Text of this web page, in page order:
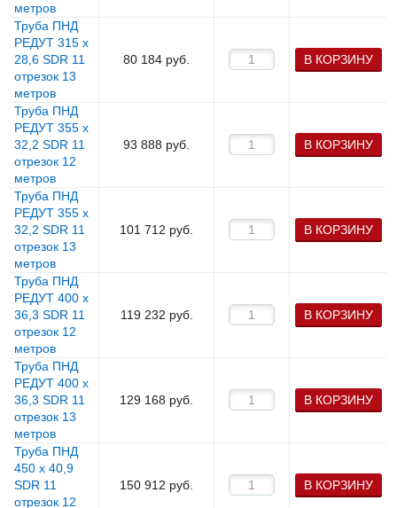
метров
Труба ПНД
РЕДУТ 315 х
28,6 SDR 11
отрезок 13
метров
80 184 руб. В КОРЗИНУ
Труба ПНД
РЕДУТ 355 х
32,2 SDR 11
отрезок 12
метров
93 888 руб. В КОРЗИНУ
Труба ПНД
РЕДУТ 355 х
32,2 SDR 11
отрезок 13
метров
101 712 руб. В КОРЗИНУ
Труба ПНД
РЕДУТ 400 х
36,3 SDR 11
отрезок 12
метров
119 232 руб. В КОРЗИНУ
Труба ПНД
РЕДУТ 400 х
36,3 SDR 11
отрезок 13
метров
129 168 руб. В КОРЗИНУ
Труба ПНД
450 х 40,9
SDR 11
отрезок 12
150 912 руб. В КОРЗИНУ